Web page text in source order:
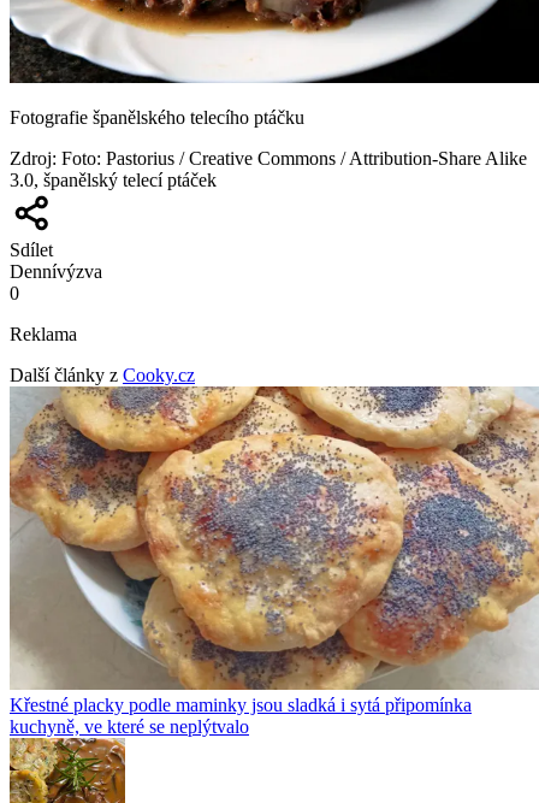
Fotografie španělského telecího ptáčku
Zdroj: Foto: Pastorius / Creative Commons / Attribution-Share Alike
3.0, španělský telecí ptáček
Sdílet
Dennívýzva
0
Reklama
Další články z Cooky.cz
Křestné placky podle maminky jsou sladká i sytá připomínka
kuchyně, ve které se neplýtvalo